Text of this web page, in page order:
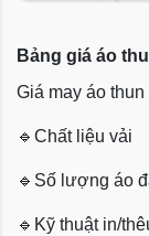
Bảng giá áo
Giá may áo
🔹 Chất liệu vải
🔹 Số lượng áo
🔹 Kỹ thuật in/